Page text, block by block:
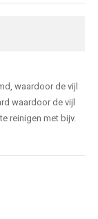
waardoor de vijl
waardoor de vijl
reinigen met bijv.